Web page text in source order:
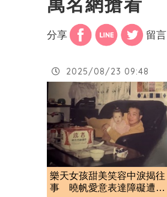
萬名網搶看
分享 留言
2025/08/23 09:48
樂天女孩甜美笑容中淚揭往
事 曉帆愛意表達障礙遭